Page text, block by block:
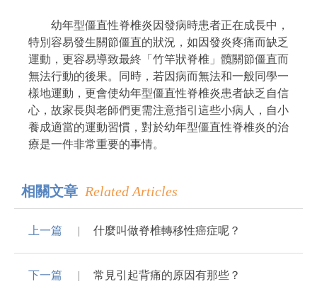
幼年型僵直性脊椎炎因發病時患者正在成長中，
特別容易發生關節僵直的狀況，如因發炎疼痛而缺乏
運動，更容易導致最終「竹竿狀脊椎」髖關節僵直而
無法行動的後果。同時，若因病而無法和一般同學一
樣地運動，更會使幼年型僵直性脊椎炎患者缺乏自信
心，故家長與老師們更需注意指引這些小病人，自小
養成適當的運動習慣，對於幼年型僵直性脊椎炎的治
療是一件非常重要的事情。
相關文章 Related Articles
上一篇 什麼叫做脊椎轉移性癌症呢？
下一篇 常見引起背痛的原因有那些？